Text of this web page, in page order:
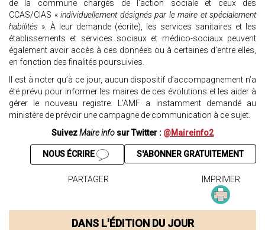
de la commune chargés de l’action sociale et ceux des
CCAS/CIAS « individuellement désignés par le maire et spécialement
habilités ». À leur demande (écrite), les services sanitaires et les
établissements et services sociaux et médico-sociaux peuvent
également avoir accès à ces données ou à certaines d’entre elles,
en fonction des finalités poursuivies.
Il est à noter qu’à ce jour, aucun dispositif d’accompagnement n’a
été prévu pour informer les maires de ces évolutions et les aider à
gérer le nouveau registre. L’AMF a instamment demandé au
ministère de prévoir une campagne de communication à ce sujet.
SuivezMaire info sur Twitter : @Maireinfo2
S'ABONNER GRATUITEMENT
NOUS ÉCRIRE
PARTAGER IMPRIMER
DANS L'ÉDITION DU JOUR